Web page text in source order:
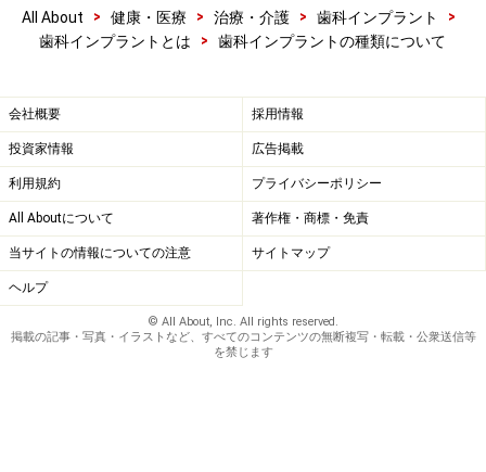
２ピースインプラントは、フィクスチャーと言われるボ
ディ部分とクラウンを連結するアバットメントに分かれ
と“エクスターナルコネクション”と“インターナルコネク
ション”の２種類があります。
エクスターナルコネクションはボディ部分に六角の凸部
があり、それが回転防止の役割をはたしてアバットメン
トをネジで連結します。
もう１つのインターナルコネクションは、ボディ部分は
深く凹んでおり、アバットメントがその凹みに深く入り
All About > 健康・医療 > 治療・介護 > 歯科インプラント
>
歯科インプラントとは
> 歯科インプラントの種類について
会社概要 採用情報
投資家情報 広告掲載
利用規約 プライバシーポリシー
All Aboutについて 著作権・商標・免責
当サイトの情報についての注意 サイトマップ
ヘルプ
© All About, Inc. All rights reserved.
掲載の記事・写真・イラストなど、すべてのコンテンツの無断複写・転載・公衆送信等
を禁じます